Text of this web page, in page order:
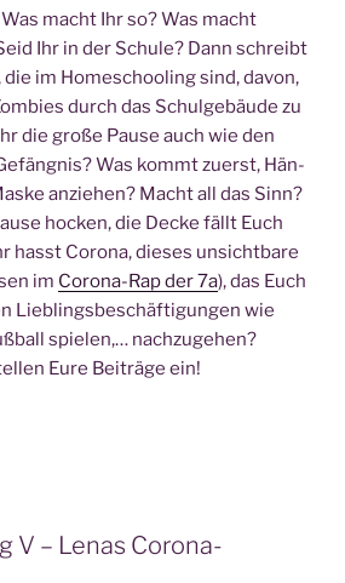
macht Ihr so? Was macht
Ihr in der Schu­le? Dann schreibt
im Home­schoo­ling sind, davon,
durch das Schul­ge­bäu­de zu
die gro­ße Pau­se auch wie den
Was kommt zuerst, Hän­
anzie­hen? Macht all das Sinn?
hocken, die Decke fällt Euch
hasst Coro­na, die­ses unsicht­ba­re
im Coro­na-Rap der 7a), das Euch
Lieb­lings­be­schäf­ti­gun­gen wie
spie­len,… nach­zu­ge­hen?
Eure Bei­trä­ge ein!
V – Lenas Corona-